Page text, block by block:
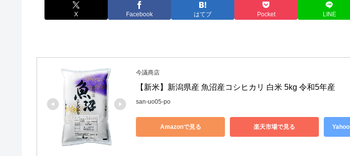
X Facebook はてブ Pocket LINE
今議商店
【新米】新潟県産 魚沼産コシヒカリ 白米 5kg 令和5年産
san-uo05-po
Amazonで見る 楽天市場で見る